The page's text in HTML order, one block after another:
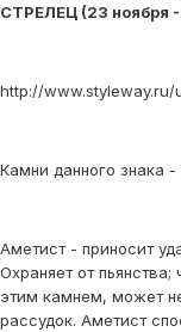
СТРЕЛЕЦ (23 ноября -
http://www.styleway.ru/
Камни данного знака -
Аметист - приносит
Охраняет от
этим камнем, может
рассудок. Аметист